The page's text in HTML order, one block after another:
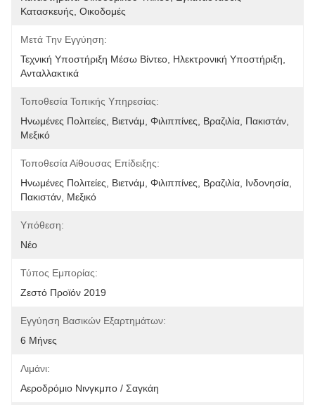
Κατασκευής, Οικοδομές
Μετά Την Εγγύηση:
Τεχνική Υποστήριξη Μέσω Βίντεο, Ηλεκτρονική Υποστήριξη,
Ανταλλακτικά
Τοποθεσία Τοπικής Υπηρεσίας:
Ηνωμένες Πολιτείες, Βιετνάμ, Φιλιππίνες, Βραζιλία, Πακιστάν,
Μεξικό
Τοποθεσία Αίθουσας Επίδειξης:
Ηνωμένες Πολιτείες, Βιετνάμ, Φιλιππίνες, Βραζιλία, Ινδονησία,
Πακιστάν, Μεξικό
Υπόθεση:
Νέο
Τύπος Εμπορίας:
Ζεστό Προϊόν 2019
Εγγύηση Βασικών Εξαρτημάτων:
6 Μήνες
Λιμάνι:
Αεροδρόμιο Νινγκμπο / Σαγκάη